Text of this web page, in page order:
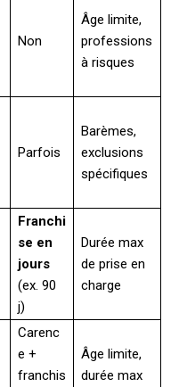
Non
Âge limite,
professions
à risques
Parfois
Barèmes,
exclusions
spécifiques
Franchi
se en
jours
(ex. 90
j)
Durée max
de prise en
charge
Carenc
e +
franchis
Âge limite,
durée max